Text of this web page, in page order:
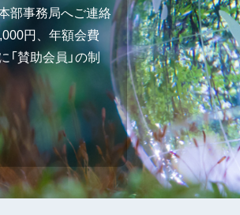
部事務局へご連絡
円、年額会費
賛助会員」の制